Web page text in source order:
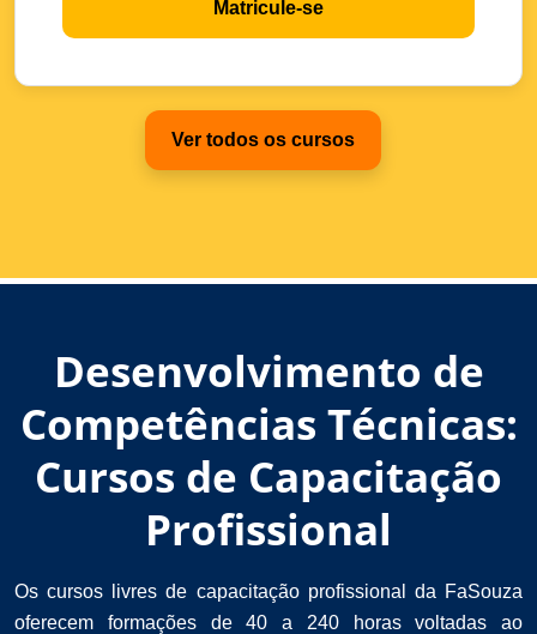
Matricule-se
Ver todos os cursos
Desenvolvimento de
Competências Técnicas:
Cursos de Capacitação
Profissional
Os cursos livres de capacitação profissional da FaSouza
oferecem formações de 40 a 240 horas voltadas ao